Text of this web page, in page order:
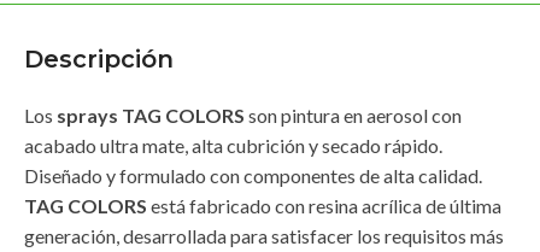
Descripción
Los sprays TAG COLORS son pintura en aerosol con
acabado ultra mate, alta cubrición y secado rápido.
Diseñado y formulado con componentes de alta calidad.
TAG COLORS está fabricado con resina acrílica de última
generación, desarrollada para satisfacer los requisitos más